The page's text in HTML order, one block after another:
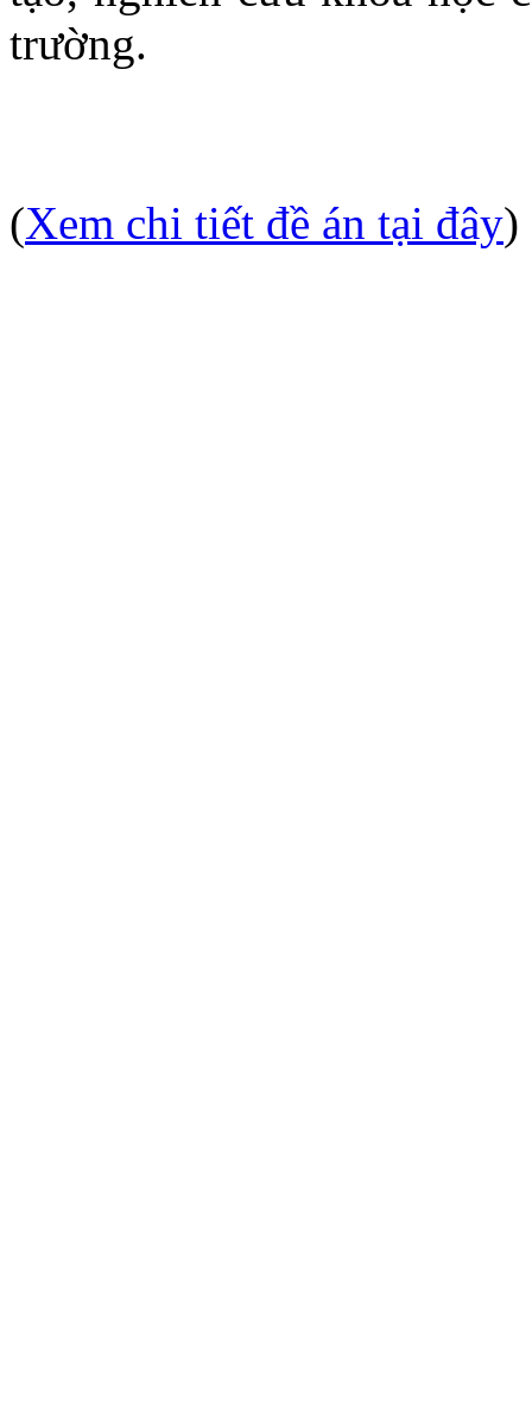
trường.
(Xem chi tiết đề án tại đây)